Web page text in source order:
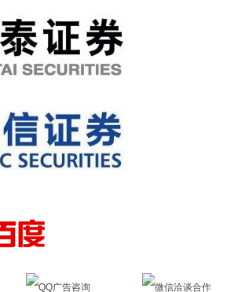
QQ广告咨询 微信洽谈合作